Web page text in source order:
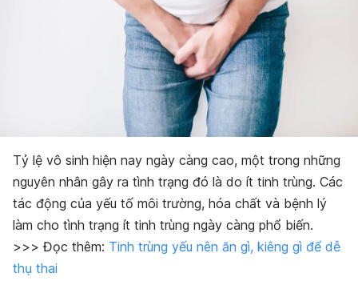
Tỷ lệ vô sinh hiện nay ngày càng cao, một trong những
nguyên nhân gây ra tình trạng đó là do ít tinh trùng. Các
tác động của yếu tố môi trường, hóa chất và bệnh lý
làm cho tình trạng ít tinh trùng ngày càng phổ biến.
>>> Đọc thêm: Tinh trùng yếu nên ăn gì, kiêng gì để dễ
thụ thai